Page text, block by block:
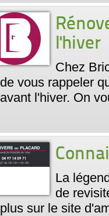
l'hiver
Chez
de vous rappeler
avant l'hiver. On
La
de
plus sur le site